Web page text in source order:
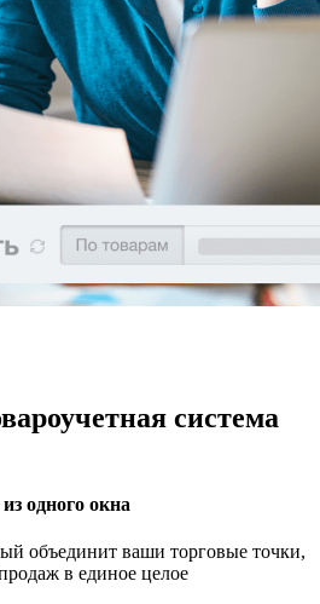
система
одного окна
объединит ваши торговые точки,
в единое целое